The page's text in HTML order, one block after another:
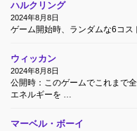
ハルクリング
2024年8月8日
ゲーム開始時、ランダムな6コス
ウィッカン
2024年8月8日
公開時：このゲームでこれまで
エネルギーを …
マーベル・ボーイ